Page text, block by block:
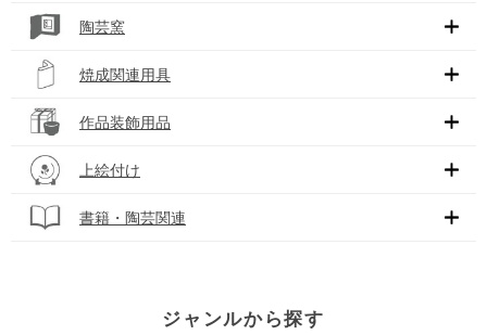
陶芸窯
焼成関連用具
作品装飾用品
上絵付け
書籍・陶芸関連
ジャンルから探す